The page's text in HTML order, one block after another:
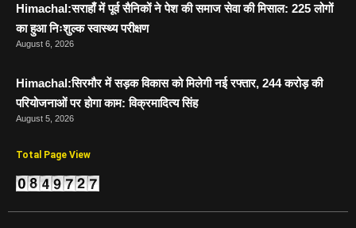
Himachal:सराहाँ में पूर्व सैनिकों ने पेश की समाज सेवा की मिसाल: 225 लोगों
का हुआ निःशुल्क स्वास्थ्य परीक्षण
August 6, 2026
Himachal:सिरमौर में सड़क विकास को मिलेगी नई रफ्तार, 244 करोड़ की
परियोजनाओं पर होगा काम: विक्रमादित्य सिंह
August 5, 2026
Total Page View